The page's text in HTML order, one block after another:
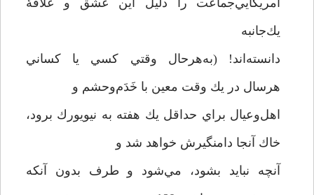
آمريكايي‌جماعت را دليل اين عشق و علاقۀ
يك‌جانبه
دانسته‌اند! (به‌هر‌حال وقتي كسي يا كساني
هرسال در يك وقت معین با خَدَم‌و‌حشم و
اهل‌و‌عيال براي حداقل يك هفته به نيويورك برود،
خاك آنجا دامنگيرش خواهد شد و
آنچه نبايد بشود، مي‌شود و طرف بدون آنكه